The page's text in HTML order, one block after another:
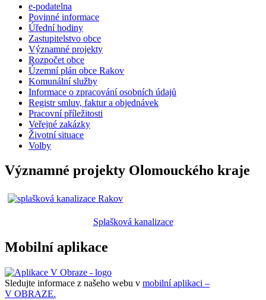
e-podatelna
Povinné informace
Úřední hodiny
Zastupitelstvo obce
Významné projekty
Rozpočet obce
Územní plán obce Rakov
Komunální služby
Informace o zpracování osobních údajů
Registr smluv, faktur a objednávek
Pracovní příležitosti
Veřejné zakázky
Životní situace
Volby
Významné projekty Olomouckého kraje
Splašková kanalizace
Mobilní aplikace
Sledujte informace z našeho webu v mobilní aplikaci –
V OBRAZE.